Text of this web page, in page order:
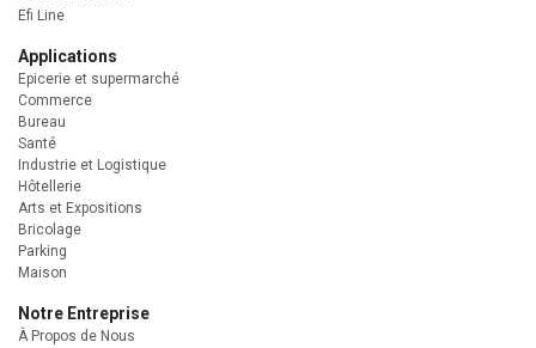
Efi Line
Applications
Epicerie et supermarché
Commerce
Bureau
Santé
Industrie et Logistique
Hôtellerie
Arts et Expositions
Bricolage
Parking
Maison
Notre Entreprise
À Propos de Nous